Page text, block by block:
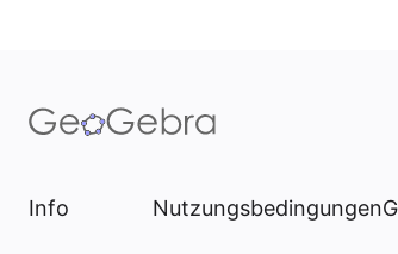
Info Nutzungsbedingungen